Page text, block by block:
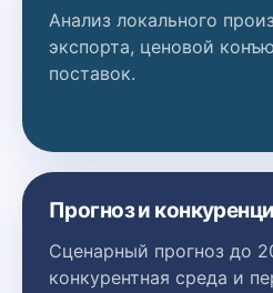
Анализ локального
экспорта, ценовой
поставок.
Прогноз и
Сценарный прогноз до
конкурентная среда и